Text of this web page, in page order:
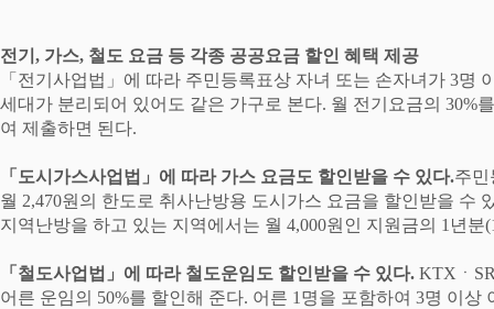
전기 , 가스, 철도 요금 등 각종 공공요금 할인 혜택 제공
「 전기사업법 」 에 따라 주민등록표상 자녀 또는 손자녀가 3명
세대가 분리되어 있어도 같은 가구로 본다. 월 전기요금의 30%
여 제출하면 된다.
「 도시가스사업법 」 에 따라 가스 요금도 할인받을 수 있다.주
월 2,470원의 한도로 취사난방용 도시가스 요금을 할인받을 수
지역난방을 하고 있는 지역에서는 월 4,000원인 지원금의 1 년분
「 철도사업법 」 에 따라 철도운임도 할인받을 수 있다. KTX ㆍ
어른 운임의 50%를 할인해 준다. 어른 1 명을 포함하여 3명 이상